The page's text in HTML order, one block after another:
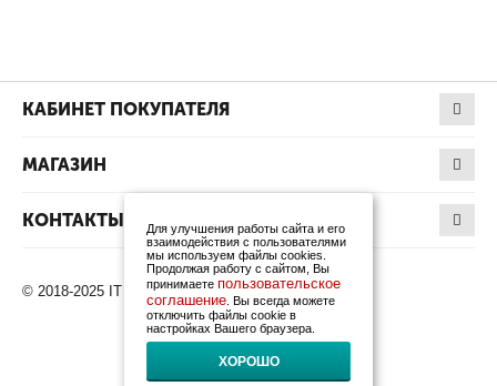
КАБИНЕТ ПОКУПАТЕЛЯ
МАГАЗИН
КОНТАКТЫ
© 2018-2025 IT Products. Все права защищены.
Для улучшения работы сайта и его
взаимодействия с пользователями
мы используем файлы cookies.
Продолжая работу с сайтом, Вы
принимаете пользовательское
соглашение . Вы всегда можете
отключить файлы cookie в
настройках Вашего браузера.
ХОРОШО